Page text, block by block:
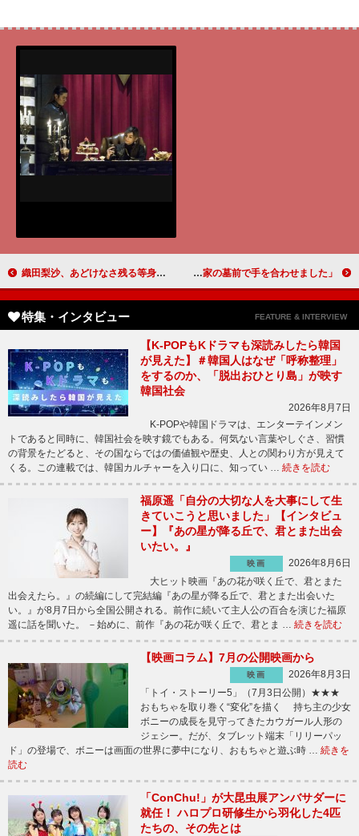
織田梨沙、あどけなさ残る等身大の中にも“女優”としての信念 女海賊役は「想像しづらくて難しかった」【精霊の守り人 悲しき破壊神】 「勘違いさせるようなことはしませんと祈りながら、小野家の墓前で手を合わせました」高橋一生（小野政次）【「おんな城主 直虎」インタビュー】
特集・インタビュー FEATURE & INTERVIEW
【K-POPもKドラマも深読みしたら韓国
が見えた】＃韓国人はなぜ「呼称整理」
をするのか、「脱出おひとり島」が映す
韓国社会
2026年8月7日
K-POPや韓国ドラマは、エンターテインメン
トであると同時に、韓国社会を映す鏡でもある。何気ない言葉やしぐさ、習慣
の背景をたどると、その国ならではの価値観や歴史、人との関わり方が見えて
くる。この連載では、韓国カルチャーを入り口に、知ってい … 続きを読む
福原遥「自分の大切な人を大事にして生
きていこうと思いました」【インタビュ
ー】『あの星が降る丘で、君とまた出会
いたい。』
映画
2026年8月6日
大ヒット映画『あの花が咲く丘で、君とまた
出会えたら。』の続編にして完結編『あの星が降る丘で、君とまた出会いた
い。』が8月7日から全国公開される。前作に続いて主人公の百合を演じた福原
遥に話を聞いた。 －始めに、前作『あの花が咲く丘で、君とま … 続きを読む
【映画コラム】7月の公開映画から
映画
2026年8月3日
「トイ・ストーリー5」（7月3日公開）★★★
おもちゃを取り巻く“変化”を描く 持ち主の少女
ボニーの成長を見守ってきたカウガール人形の
ジェシー。だが、タブレット端末「リリーパッ
ド」の登場で、ボニーは画面の世界に夢中になり、おもちゃと遊ぶ時 … 続きを
読む
「ConChu!」が大昆虫展アンバサダーに
就任！ ハロプロ研修生から羽化した4匹
たちの、その先とは